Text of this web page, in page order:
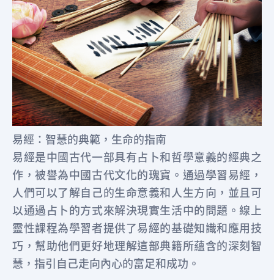
易經：智慧的典範，生命的指南
易經是中國古代一部具有占卜和哲學意義的經典之
作，被譽為中國古代文化的瑰寶。通過學習易經，
人們可以了解自己的生命意義和人生方向，並且可
以通過占卜的方式來解決現實生活中的問題。線上
靈性課程為學習者提供了易經的基礎知識和應用技
巧，幫助他們更好地理解這部典籍所蘊含的深刻智
慧，指引自己走向內心的富足和成功。